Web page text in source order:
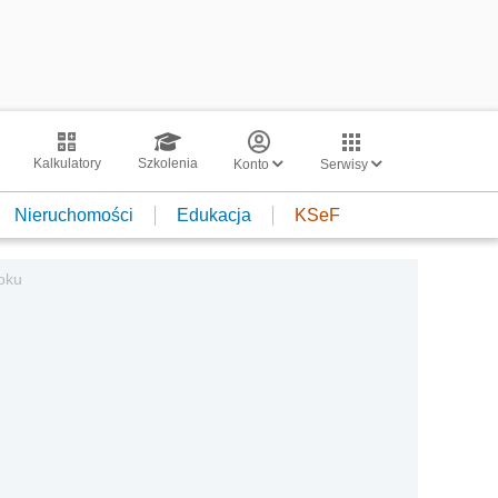
Kalkulatory Szkolenia Konto Serwisy
Nieruchomości Edukacja KSeF